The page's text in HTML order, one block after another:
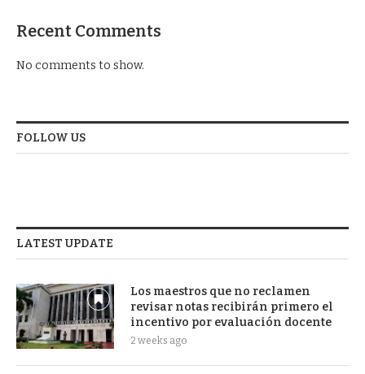
Recent Comments
No comments to show.
FOLLOW US
LATEST UPDATE
Los maestros que no reclamen
revisar notas recibirán primero el
incentivo por evaluación docente
2 weeks ago